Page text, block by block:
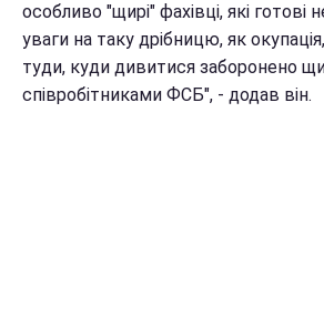
особливо "щирі" фахівці, які готові
уваги на таку дрібницю, як
туди, куди дивитися заборонено
співробітниками ФСБ", - додав він.